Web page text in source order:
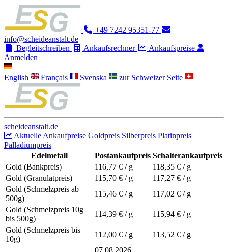
+49 7242 95351-77
info@scheideanstalt.de
Begleitschreiben
Ankaufsrechner
Ankaufspreise
Anmelden
English Français Svenska zur Schweizer Seite
scheideanstalt.de
Aktuelle Ankaufpreise Goldpreis Silberpreis Platinpreis
Palladiumpreis
Edelmetall
Postankaufpreis Schalterankaufpreis
Gold (Bankpreis)
116,77 € / g 118,35 € / g
Gold (Granulatpreis)
115,70 € / g 117,27 € / g
Gold (Schmelzpreis ab
500g)
115,46 € / g 117,02 € / g
Gold (Schmelzpreis 10g
bis 500g)
114,39 € / g 115,94 € / g
Gold (Schmelzpreis bis
10g)
112,00 € / g 113,52 € / g
07.08.2026